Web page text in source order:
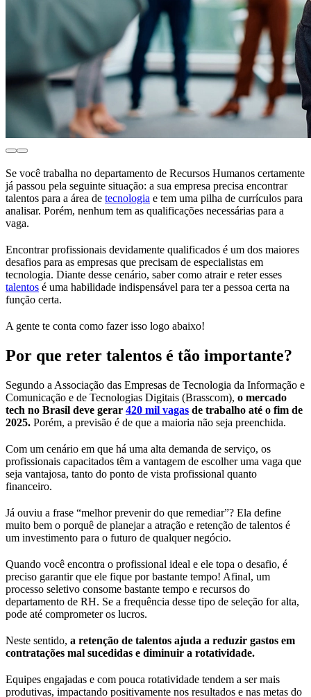
Se você trabalha no departamento de Recursos Humanos certamente
já passou pela seguinte situação: a sua empresa precisa encontrar
talentos para a área de tecnologia e tem uma pilha de currículos para
analisar. Porém, nenhum tem as qualificações necessárias para a
vaga.
Encontrar profissionais devidamente qualificados é um dos maiores
desafios para as empresas que precisam de especialistas em
tecnologia. Diante desse cenário, saber como atrair e reter esses
talentos é uma habilidade indispensável para ter a pessoa certa na
função certa.
A gente te conta como fazer isso logo abaixo!
Por que reter talentos é tão importante?
Segundo a Associação das Empresas de Tecnologia da Informação e
Comunicação e de Tecnologias Digitais (Brasscom), o mercado
tech no Brasil deve gerar 420 mil vagas de trabalho até o fim de
2025. Porém, a previsão é de que a maioria não seja preenchida.
Com um cenário em que há uma alta demanda de serviço, os
profissionais capacitados têm a vantagem de escolher uma vaga que
seja vantajosa, tanto do ponto de vista profissional quanto
financeiro.
Já ouviu a frase “melhor prevenir do que remediar”? Ela define
muito bem o porquê de planejar a atração e retenção de talentos é
um investimento para o futuro de qualquer negócio.
Quando você encontra o profissional ideal e ele topa o desafio, é
preciso garantir que ele fique por bastante tempo! Afinal, um
processo seletivo consome bastante tempo e recursos do
departamento de RH. Se a frequência desse tipo de seleção for alta,
pode até comprometer os lucros.
Neste sentido, a retenção de talentos ajuda a reduzir gastos em
contratações mal sucedidas e diminuir a rotatividade.
Equipes engajadas e com pouca rotatividade tendem a ser mais
produtivas, impactando positivamente nos resultados e nas metas do